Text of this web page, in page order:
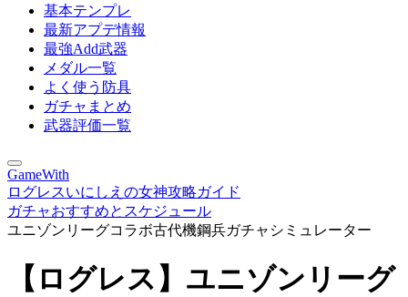
基本テンプレ
最新アプデ情報
最強Add武器
メダル一覧
よく使う防具
ガチャまとめ
武器評価一覧
GameWith
ログレスいにしえの女神攻略ガイド
ガチャおすすめとスケジュール
ユニゾンリーグコラボ古代機鋼兵ガチャシミュレーター
【ログレス】ユニゾンリーグ